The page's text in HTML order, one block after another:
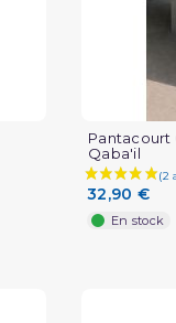
Pantacourt
Qaba'il
32,90 €
En stock